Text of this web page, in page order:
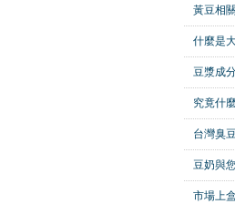
黃豆相
什麼是
豆漿成
究竟什
台灣臭
豆奶與
市場上